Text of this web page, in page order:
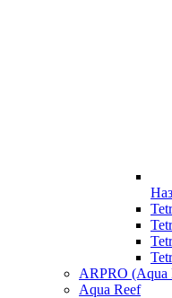
ARPRO (Aqua
Aqua Reef